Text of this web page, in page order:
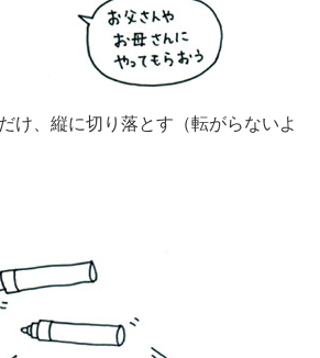
け、縦に切り落とす（転がらないよ